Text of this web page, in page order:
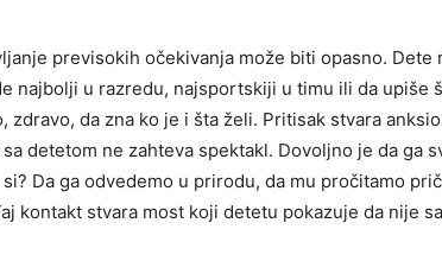
previsokih očekivanja može biti opasno. Dete
najbolji u razredu, najsportskiji u timu ili da upiše
zdravo, da zna ko je i šta želi. Pritisak stvara
detetom ne zahteva spektakl. Dovoljno je da ga
si? Da ga odvedemo u prirodu, da mu pročitamo
kontakt stvara most koji detetu pokazuje da nije